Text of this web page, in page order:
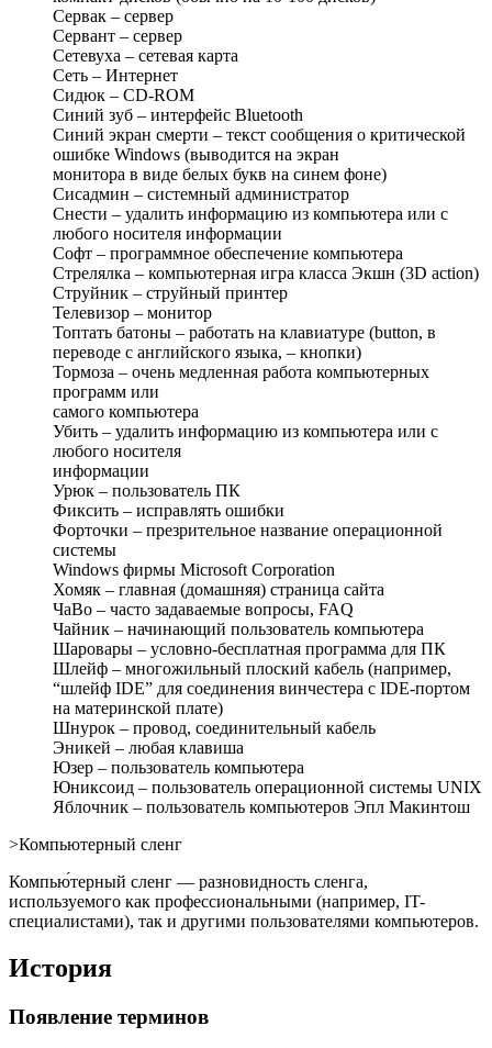
Сервак – сервер
Сервант – сервер
Сетевуха – сетевая карта
Сеть – Интернет
Сидюк – CD-ROM
Синий зуб – интерфейс Bluetooth
Синий экран смерти – текст сообщения о критической
ошибке Windows (выводится на экран
монитора в виде белых букв на синем фоне)
Сисадмин – системный администратор
Снести – удалить информацию из компьютера или с
любого носителя информации
Софт – программное обеспечение компьютера
Стрелялка – компьютерная игра класса Экшн (3D action)
Струйник – струйный принтер
Телевизор – монитор
Топтать батоны – работать на клавиатуре (button, в
переводе с английского языка, – кнопки)
Тормоза – очень медленная работа компьютерных
программ или
самого компьютера
Убить – удалить информацию из компьютера или с
любого носителя
информации
Урюк – пользователь ПК
Фиксить – исправлять ошибки
Форточки – презрительное название операционной
системы
Windows фирмы Microsoft Corporation
Хомяк – главная (домашняя) страница сайта
ЧаВо – часто задаваемые вопросы, FAQ
Чайник – начинающий пользователь компьютера
Шаровары – условно-бесплатная программа для ПК
Шлейф – многожильный плоский кабель (например,
“шлейф IDE” для соединения винчестера с IDE-портом
на материнской плате)
Шнурок – провод, соединительный кабель
Эникей – любая клавиша
Юзер – пользователь компьютера
Юниксоид – пользователь операционной системы UNIX
Яблочник – пользователь компьютеров Эпл Макинтош
>Компьютерный сленг
Компью́терный сленг — разновидность сленга,
используемого как профессиональными (например, IT-
специалистами), так и другими пользователями компьютеров.
История
Появление терминов